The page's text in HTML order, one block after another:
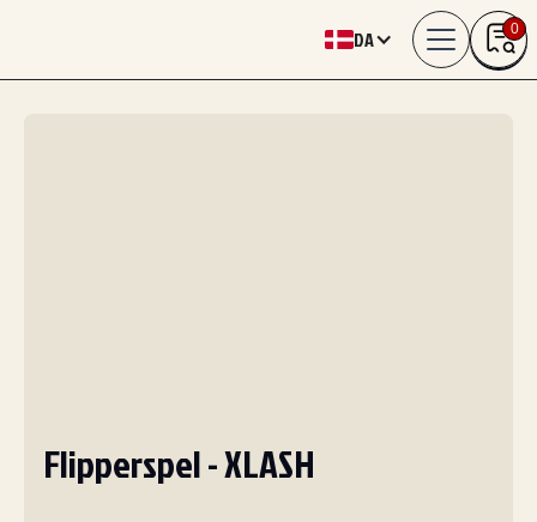
DA 0
Flipperspel - XLASH